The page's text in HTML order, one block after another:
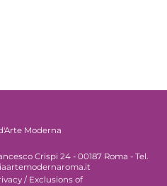
Moderna
Crispi 24 - 00187 Roma - Tel.
/ Exclusions of